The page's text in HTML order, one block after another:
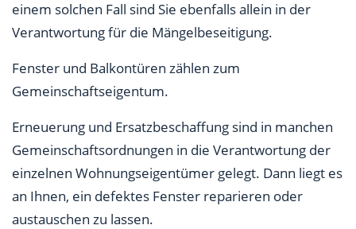
einem solchen Fall sind Sie ebenfalls allein in der
Verantwortung für die Mängelbeseitigung.
Fenster und Balkontüren zählen zum
Gemeinschaftseigentum.
Erneuerung und Ersatzbeschaffung sind in manchen
Gemeinschaftsordnungen in die Verantwortung der
einzelnen Wohnungseigentümer gelegt. Dann liegt es
an Ihnen, ein defektes Fenster reparieren oder
austauschen zu lassen.